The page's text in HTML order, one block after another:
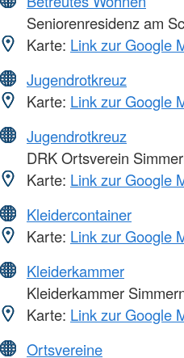
Seniorenresidenz am
Karte: Link zur Google
Jugendrotkreuz
Karte: Link zur Google
Jugendrotkreuz
DRK Ortsverein
Karte: Link zur Google
Kleidercontainer
Karte: Link zur Google
Kleiderkammer
Kleiderkammer
Karte: Link zur Google
Ortsvereine